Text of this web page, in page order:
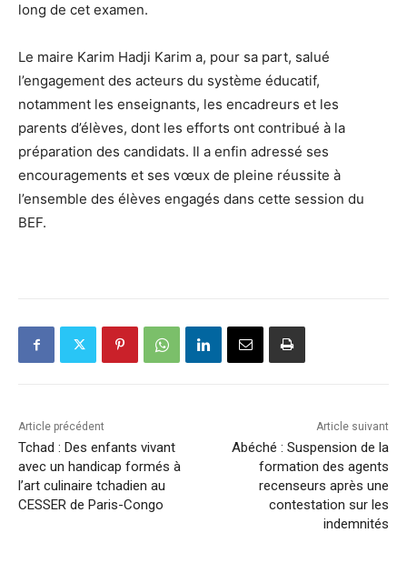
long de cet examen.
Le maire Karim Hadji Karim a, pour sa part, salué
l’engagement des acteurs du système éducatif,
notamment les enseignants, les encadreurs et les
parents d’élèves, dont les efforts ont contribué à la
préparation des candidats. Il a enfin adressé ses
encouragements et ses vœux de pleine réussite à
l’ensemble des élèves engagés dans cette session du
BEF.
Article précédent
Tchad : Des enfants vivant
avec un handicap formés à
l’art culinaire tchadien au
CESSER de Paris-Congo
Article suivant
Abéché : Suspension de la
formation des agents
recenseurs après une
contestation sur les
indemnités